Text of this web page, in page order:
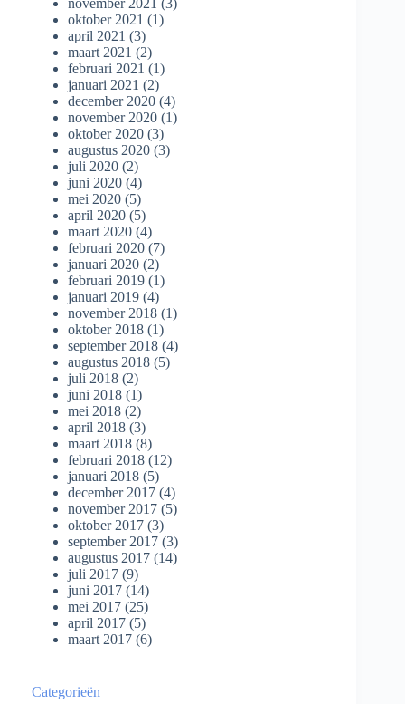
oktober 2021 (1)
april 2021 (3)
maart 2021 (2)
februari 2021 (1)
januari 2021 (2)
december 2020 (4)
november 2020 (1)
oktober 2020 (3)
augustus 2020 (3)
juli 2020 (2)
juni 2020 (4)
mei 2020 (5)
april 2020 (5)
maart 2020 (4)
februari 2020 (7)
januari 2020 (2)
februari 2019 (1)
januari 2019 (4)
november 2018 (1)
oktober 2018 (1)
september 2018 (4)
augustus 2018 (5)
juli 2018 (2)
juni 2018 (1)
mei 2018 (2)
april 2018 (3)
maart 2018 (8)
februari 2018 (12)
januari 2018 (5)
december 2017 (4)
november 2017 (5)
oktober 2017 (3)
september 2017 (3)
augustus 2017 (14)
juli 2017 (9)
juni 2017 (14)
mei 2017 (25)
april 2017 (5)
maart 2017 (6)
Categorieën